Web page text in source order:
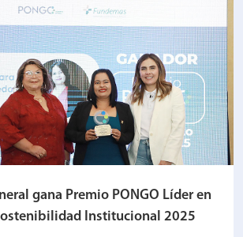
gana Premio PONGO Líder en
Institucional 2025